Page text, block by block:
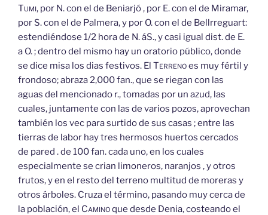
Tumi, por N. con el de Beniarjó , por E. con el de Miramar,
por S. con el de Palmera, y por O. con el de Bellrreguart:
estendiéndose 1/2 hora de N. áS., y casi igual dist. de E.
a O. ; dentro del mismo hay un oratorio público, donde
se dice misa los dias festivos. El Terrenoes muy fértil y
frondoso; abraza 2,000 fan., que se riegan con las
aguas del mencionado r., tomadas por un azud, las
cuales, juntamente con las de varios pozos, aprovechan
también los vec para surtido de sus casas ; entre las
tierras de labor hay tres hermosos huertos cercados
de pared . de 100 fan. cada uno, en los cuales
especialmente se crian limoneros, naranjos , y otros
frutos, y en el resto del terreno multitud de moreras y
otros árboles. Cruza el término, pasando muy cerca de
la población, el Caminoque desde Denia, costeando el